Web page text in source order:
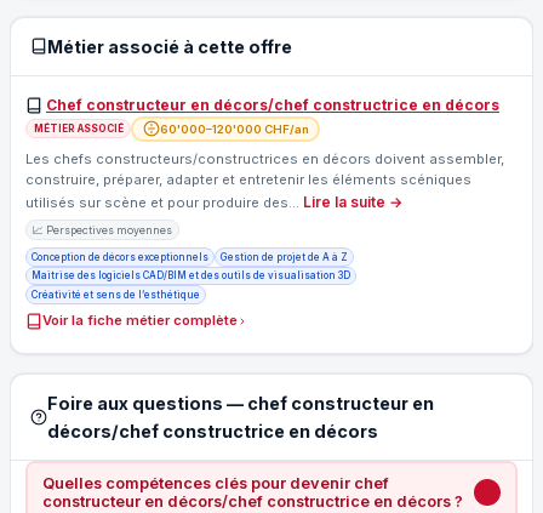
Métier associé à cette offre
Chef constructeur en décors/chef constructrice en décors
MÉTIER ASSOCIÉ 60'000–120'000 CHF/an
Les chefs constructeurs/constructrices en décors doivent assembler,
construire, préparer, adapter et entretenir les éléments scéniques
utilisés sur scène et pour produire des… Lire la suite →
📈 Perspectives moyennes
Conception de décors exceptionnels
Gestion de projet de A à Z
Maitrise des logiciels CAD/BIM et des outils de visualisation 3D
Créativité et sens de l’esthétique
Voir la fiche métier complète
Foire aux questions — chef constructeur en
décors/chef constructrice en décors
Quelles compétences clés pour devenir chef
constructeur en décors/chef constructrice en décors ?